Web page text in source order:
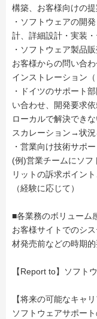
構築、お客様向けの提
・ソフトウェアの開
計、詳細設計・実装・
・ソフトウェア製品
お客様からの問い合
インストレーション
・ドイツのサポート
い合わせ、開発要求依
ローカルで解決でき
スカレーション→状
・営業向け技術サポ
(例)営業チームにソフ
リットの訴求ポイン
（経験に応じて）
■各業務のボリューム
お客様サイトでのシ
材発売前などの時期的
【Report to】ソフト
【将来の可能なキャリ
ソフトウェアサポー